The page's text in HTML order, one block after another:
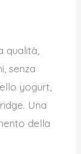
qualità,
senza
yogurt,
Una
della